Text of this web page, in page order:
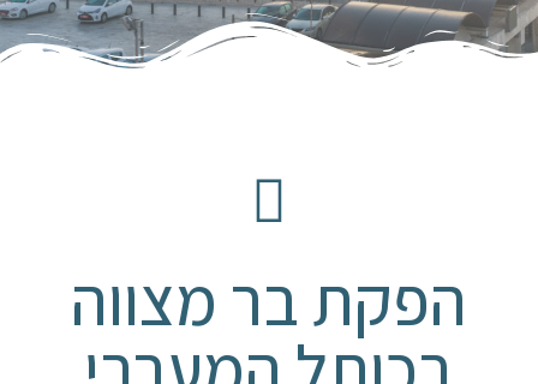
הפקת בר מצווה